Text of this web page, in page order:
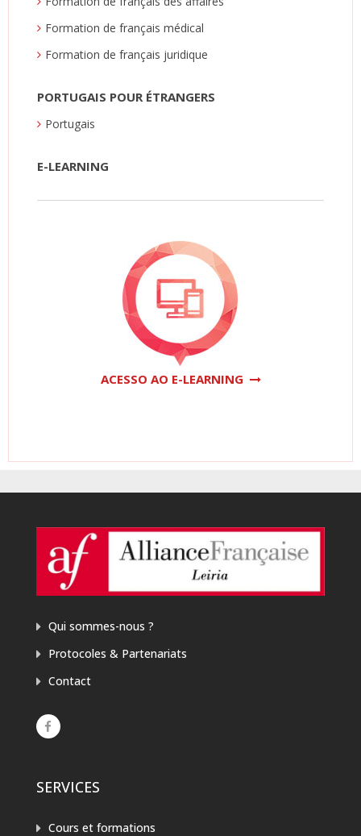
Formation de français médical
Formation de français juridique
PORTUGAIS POUR ÉTRANGERS
Portugais
E-LEARNING
ACESSO AO E-LEARNING
Qui sommes-nous ?
Protocoles & Partenariats
Contact
SERVICES
Cours et formations